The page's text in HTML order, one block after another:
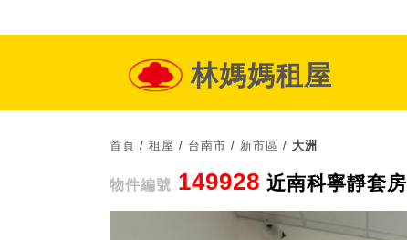
林媽媽租屋
首頁 / 租屋 / 台南市 / 新市區 / 大洲
物件編號 149928 近南科寧靜套房